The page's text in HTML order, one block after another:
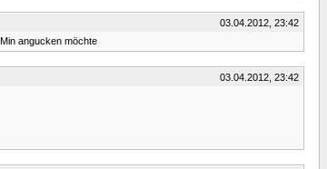
03.04.2012, 23:42
angucken möchte
03.04.2012, 23:42